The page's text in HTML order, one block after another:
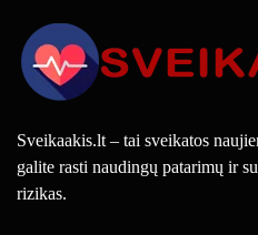
Sveikaakis.lt – tai sveikatos
galite rasti naudingų patarimų ir
rizikas.